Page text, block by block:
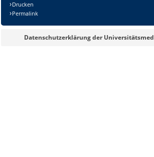
Drucken
Permalink
Datenschutzerklärung der